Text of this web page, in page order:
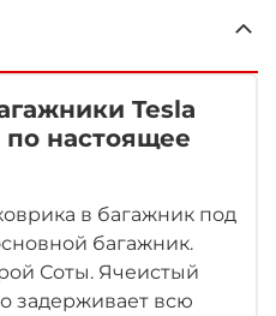
Tesla
по настоящее
в багажник под
багажник.
Соты. Ячеистый
задерживает всю